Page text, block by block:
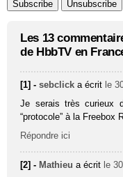
Les 13
de HbbTV en
[1] -sebclick a écrit le
Je serais très curieux
“protocole” à la Freebox
Répondre ici
[2] - Mathieu a écrit le